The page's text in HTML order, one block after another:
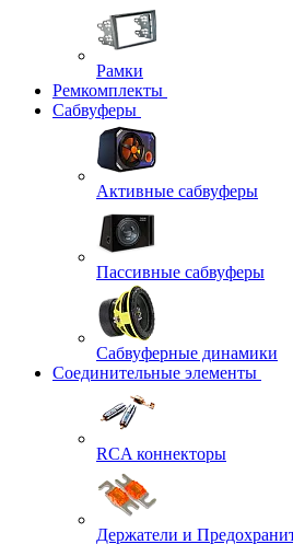
Рамки
Ремкомплекты
Сабвуферы
Активные сабвуферы
Пассивные сабвуферы
Сабвуферные динамики
Соединительные элементы
RCA коннекторы
Держатели и